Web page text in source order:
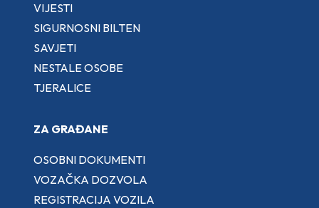
VIJESTI
SIGURNOSNI BILTEN
SAVJETI
NESTALE OSOBE
TJERALICE
ZA GRAĐANE
OSOBNI DOKUMENTI
VOZAČKA DOZVOLA
REGISTRACIJA VOZILA